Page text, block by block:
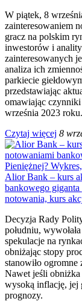
W piątek, 8
zainteresowaniem
gracz na polskim
inwestorów i
zainteresowanych
analiza ich
parkiecie
przedstawiając
omawiając
września 2023 roku.
Czytaj więcej 8
Alior Bank – kurs
bankowego
notowania, kurs
Decyzja Rady
południu,
spekulacje na
obniżając stopy
stanowiło
Nawet jeśli obniżka
wysoką inflację, jej
prognozy.